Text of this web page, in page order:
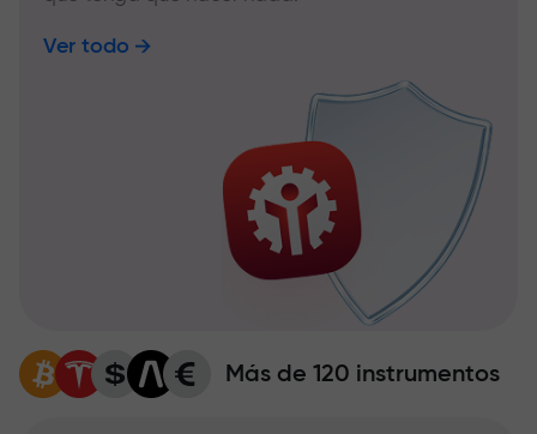
Ver todo
Más de 120 instrumentos